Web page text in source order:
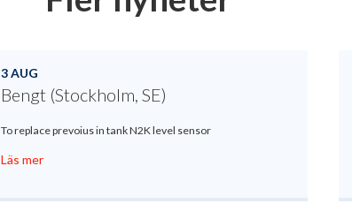
3 AUG
Bengt (Stockholm, SE)
To replace prevoius in tank N2K level sensor
Läs mer